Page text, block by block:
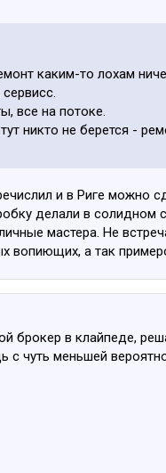
каким-то лохам
все на потоке.
никто не берется -
и в Риге можно
делали в солидном
мастера. Не
вопиющих, а так
брокер в клайпеде,
с чуть меньшей